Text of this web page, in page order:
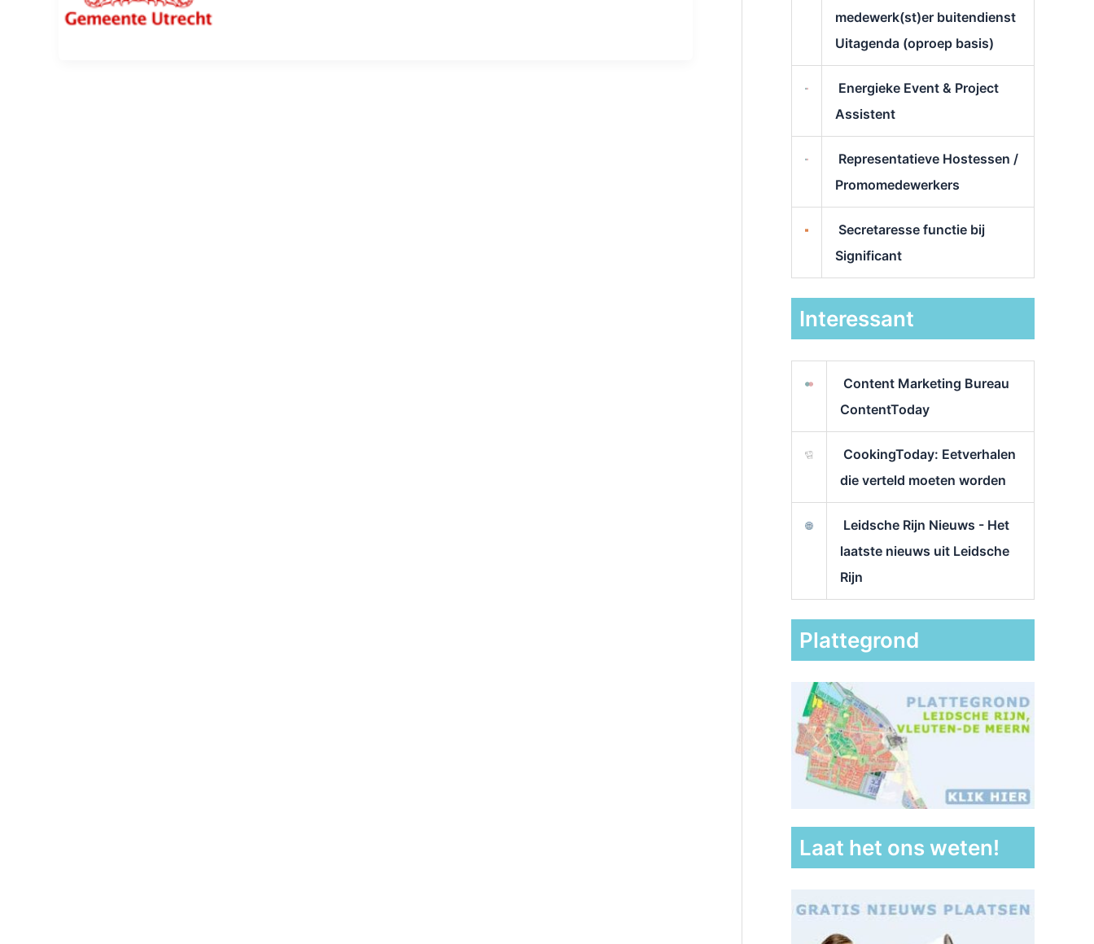
medewerk(st)er buitendienst
Uitagenda (oproep basis)
Energieke Event & Project
Assistent
Representatieve Hostessen /
Promomedewerkers
Secretaresse functie bij
Significant
Interessant
Content Marketing Bureau
ContentToday
CookingToday: Eetverhalen
die verteld moeten worden
Leidsche Rijn Nieuws - Het
laatste nieuws uit Leidsche
Rijn
Plattegrond
Laat het ons weten!